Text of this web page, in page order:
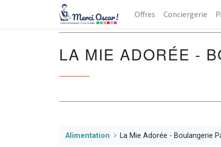
Offres Conciergerie
LA MIE ADORÉE -
Alimentation La Mie Adorée - Boulangerie